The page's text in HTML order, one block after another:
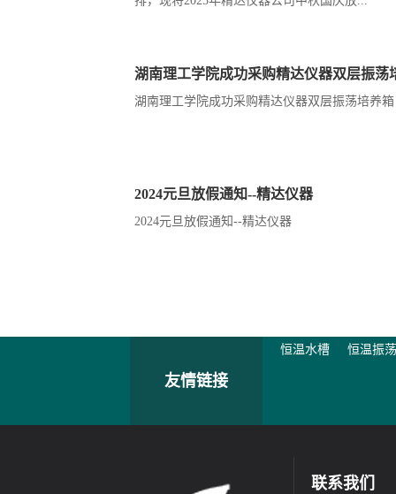
湖南理工学院成功采购精达仪器双层振荡
湖南理工学院成功采购精达仪器双层振荡培养箱
2024元旦放假通知--精达仪器
2024元旦放假通知--精达仪器
友情链接
恒温水槽 恒温振
联系我们